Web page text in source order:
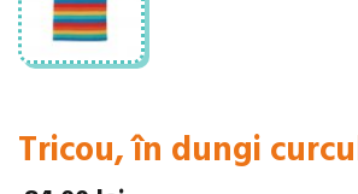
Tricou, în dungi